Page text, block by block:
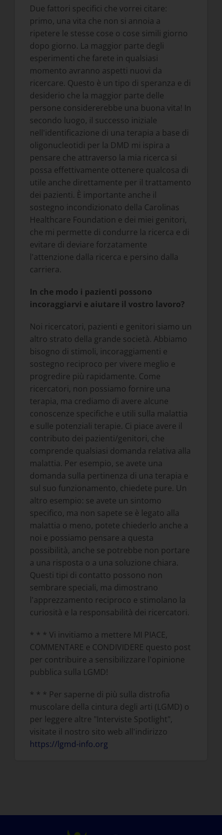
Due fattori specifici che vorrei citare:
primo, una vita che non si annoia a
ripetere le stesse cose o cose simili giorno
dopo giorno. La maggior parte degli
esperimenti che farete in qualsiasi
momento avranno aspetti nuovi da
ricercare. Questo è un tipo di speranza e di
desiderio che la maggior parte delle
persone considererebbe una buona vita! In
secondo luogo, il successo iniziale
nell'identificazione di una terapia a base di
oligonucleotidi per la DMD mi ispira a
pensare che attraverso la mia ricerca si
possa effettivamente ottenere qualcosa di
utile anche direttamente per il trattamento
dei pazienti. È importante anche il
sostegno incondizionato della Carolinas
Healthcare Foundation e dei miei genitori,
che mi permette di condurre la ricerca e di
evitare di deviare forzatamente
l'attenzione dalla ricerca e persino dalla
carriera.
In che modo i pazienti possono
incoraggiarvi e aiutare il vostro lavoro?
Noi ricercatori, pazienti e genitori siamo un
altro strato della grande società. Abbiamo
bisogno di stimoli, incoraggiamenti e
sostegno reciproco per vivere meglio e
progredire più rapidamente. Come
ricercatori, non possiamo fornire una
terapia, ma crediamo di avere alcune
conoscenze specifiche e utili sulla malattia
e sulle potenziali terapie. Ci piace avere il
contributo dei pazienti/genitori, che
comprende qualsiasi domanda relativa alla
malattia. Per esempio, se avete una
domanda sulla pertinenza di una terapia e
sul suo funzionamento, chiedete pure. Un
altro esempio: se avete un sintomo
specifico, ma non sapete se è legato alla
malattia o meno, potete chiederlo anche a
noi e possiamo pensare a questa
possibilità, anche se potrebbe non portare
a una risposta o a una soluzione chiara.
Questi tipi di contatto possono non
sembrare speciali, ma dimostrano
l'apprezzamento reciproco e stimolano la
curiosità e la responsabilità dei ricercatori.
* * * Vi invitiamo a mettere MI PIACE,
COMMENTARE e CONDIVIDERE questo post
per contribuire a sensibilizzare l'opinione
pubblica sulla LGMD!
* * * Per saperne di più sulla distrofia
muscolare della cintura degli arti (LGMD) o
per leggere altre "Interviste Spotlight",
visitate il nostro sito web all'indirizzo
https://lgmd-info.org